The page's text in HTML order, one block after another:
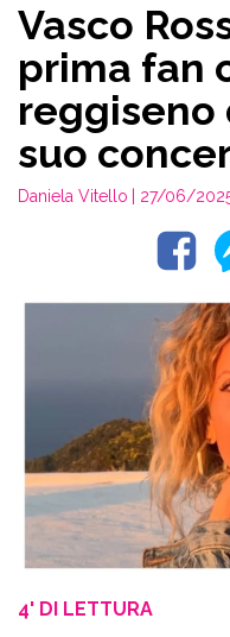
Vasco
prima fan
reggiseno
suo
Daniela Vitello | 27/06/
4' DI LETTURA